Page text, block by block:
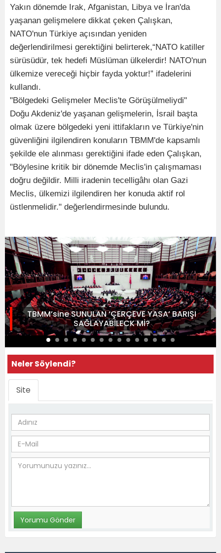
Yakın dönemde Irak, Afganistan, Libya ve İran'da
yaşanan gelişmelere dikkat çeken Çalışkan,
NATO'nun Türkiye açısından yeniden
değerlendirilmesi gerektiğini belirterek,“NATO katiller
sürüsüdür, tek hedefi Müslüman ülkelerdir! NATO'nun
ülkemize vereceği hiçbir fayda yoktur!” ifadelerini
kullandı.
"Bölgedeki Gelişmeler Meclis'te Görüşülmeliydi"
Doğu Akdeniz'de yaşanan gelişmelerin, İsrail başta
olmak üzere bölgedeki yeni ittifakların ve Türkiye'nin
güvenliğini ilgilendiren konuların TBMM'de kapsamlı
şekilde ele alınması gerektiğini ifade eden Çalışkan,
"Böylesine kritik bir dönemde Meclis'in çalışmaması
doğru değildir. Milli iradenin tecelligâhı olan Gazi
Meclis, ülkemizi ilgilendiren her konuda aktif rol
üstlenmelidir." değerlendirmesinde bulundu.
TBMM’sine SUNULAN ‘ÇERÇEVE YASA’ BARIŞI
SAĞLAYABİLECK Mİ?
Neler Söylendi?
Site